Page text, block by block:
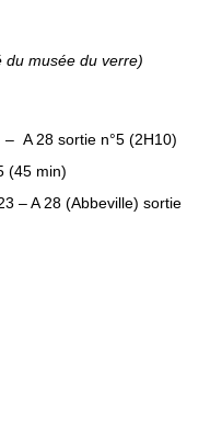
du musée du verre)
A 28 sortie n°5 (2H10)
(45 min)
– A 28 (Abbeville) sortie